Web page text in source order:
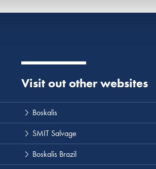
Visit out other websites
Boskalis
SMIT Salvage
Boskalis Brazil